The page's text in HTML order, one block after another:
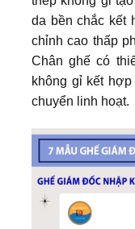
da bền chắc kết
chỉnh cao thấp
Chân ghế có
không gỉ kết
chuyển linh hoạt.